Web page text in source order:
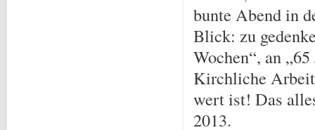
bunte Abend in
Blick: zu
Wochen“, an
Kirchliche Arbeit
wert ist! Das
2013.